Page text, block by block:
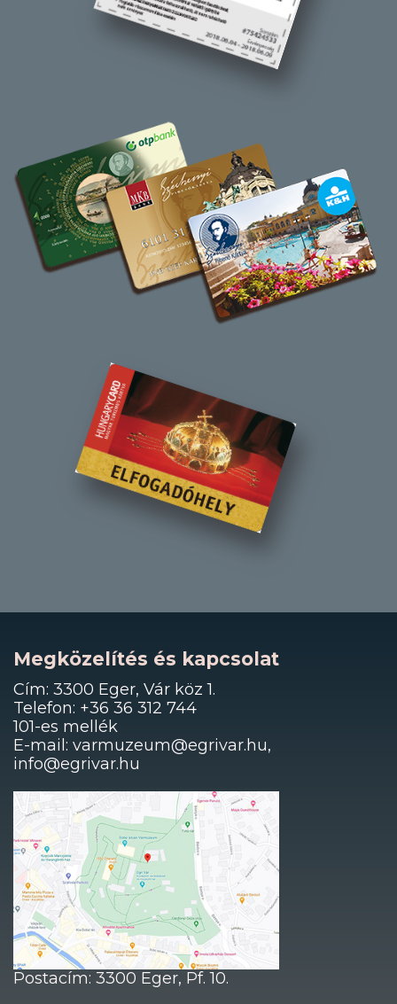
Megközelítés és kapcsolat
Cím: 3300 Eger, Vár köz 1.
Telefon: +36 36 312 744
101-es mellék
E-mail: varmuzeum@egrivar.hu,
info@egrivar.hu
Postacím: 3300 Eger, Pf. 10.